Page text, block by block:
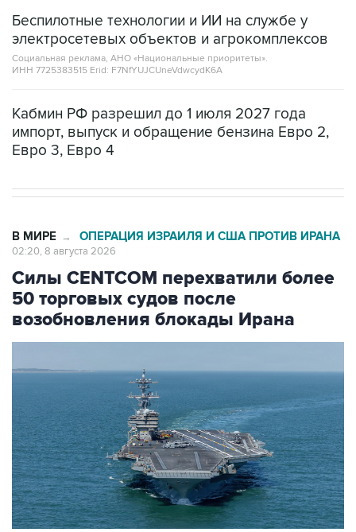
Беспилотные технологии и ИИ на службе у
электросетевых объектов и агрокомплексов
Социальная реклама, АНО «Национальные приоритеты».
ИНН 7725383515 Erid: F7NfYUJCUneVdwcydK6A
Кабмин РФ разрешил до 1 июля 2027 года
импорт, выпуск и обращение бензина Евро 2,
Евро 3, Евро 4
В МИРЕ → ОПЕРАЦИЯ ИЗРАИЛЯ И США ПРОТИВ ИРАНА
02:20, 8 августа 2026
Силы CENTCOM перехватили более
50 торговых судов после
возобновления блокады Ирана